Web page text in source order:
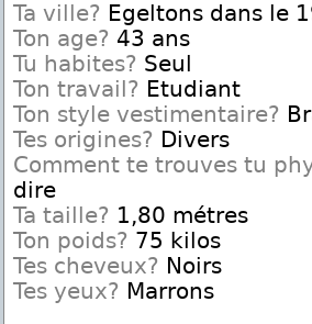
Ta ville? Egeltons dans le
Ton age? 43 ans
Tu habites? Seul
Ton travail? Etudiant
Ton style vestimentaire?
Tes origines? Divers
Comment te trouves tu
dire
Ta taille? 1,80 métres
Ton poids? 75 kilos
Tes cheveux? Noirs
Tes yeux? Marrons